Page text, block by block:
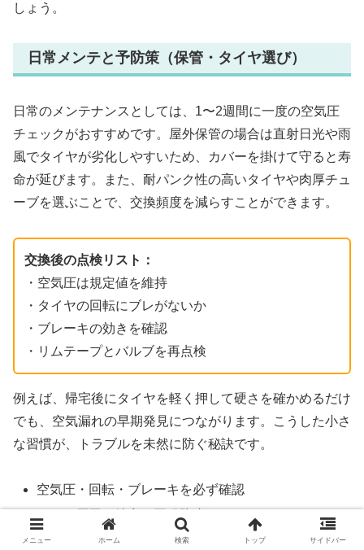
しょう。
日常メンテと予防策（保管・タイヤ選び）
日常のメンテナンスとしては、1〜2週間に一度の空気圧
チェックがおすすめです。屋外保管の場合は直射日光や雨
風でタイヤが劣化しやすいため、カバーを掛けて守ると寿
命が延びます。また、耐パンク性の高いタイヤや肉厚チュ
ーブを選ぶことで、交換頻度を減らすことができます。
交換後の点検リスト：
・空気圧は規定値を維持
・タイヤの回転にブレがないか
・ブレーキの効きを確認
・リムテープとバルブを再点検
例えば、帰宅後にタイヤを軽く押して硬さを確かめるだけ
でも、空気漏れの早期発見につながります。こうした小さ
な習慣が、トラブルを未然に防ぐ秘訣です。
空気圧・回転・ブレーキを必ず確認
パンク原因を特定し再発防止
リムテープとバルブの点検を忘れずに
メニュー ホーム 検索 トップ サイドバー